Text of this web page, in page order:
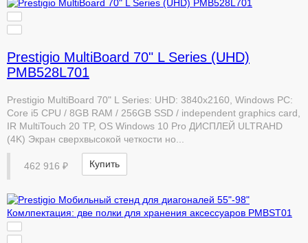
Prestigio MultiBoard 70" L Series (UHD)
PMB528L701
Prestigio MultiBoard 70" L Series: UHD: 3840x2160, Windows PC:
Core i5 CPU / 8GB RAM / 256GB SSD / independent graphics card,
IR MultiTouch 20 TP, OS Windows 10 Pro ДИСПЛЕЙ ULTRAHD
(4K) Экран сверхвысокой четкости но...
462 916 ₽ Купить